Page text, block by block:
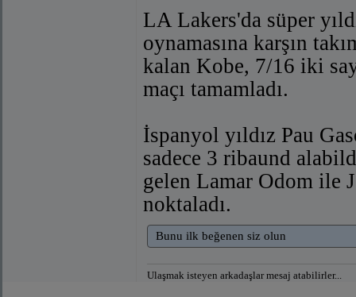
LA Lakers'da süper
oynamasına karşın
kalan Kobe, 7/16 iki
maçı tamamladı.
İspanyol yıldız Pau
sadece 3 ribaund
gelen Lamar Odom ile
noktaladı.
Bunu ilk beğenen siz olun
Ulaşmak isteyen arkadaşlar mesaj atabilirler...